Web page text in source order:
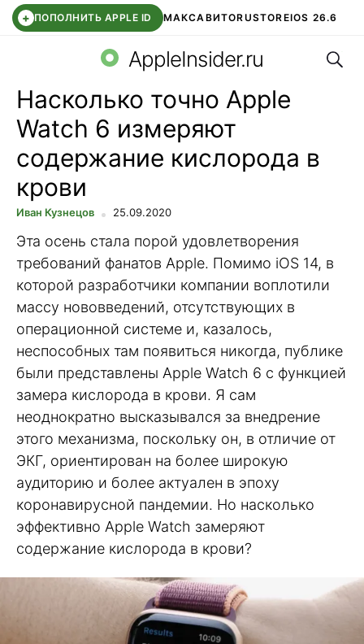
+ ПОПОЛНИТЬ APPLE ID МАКСАВИТОRUSTOREIOS 26.6
СБЕР КИДС ВТБ ОНЛАЙН ЧАТ В ROBLOX
AppleInsider.ru
Насколько точно Apple
Watch 6 измеряют
содержание кислорода в
крови
Иван Кузнецов 25.09.2020
Эта осень стала порой удовлетворения
требований фанатов Apple. Помимо iOS 14, в
которой разработчики компании воплотили
массу нововведений, отсутствующих в
операционной системе и, казалось,
неспособных там появиться никогда, публике
были представлены Apple Watch 6 с функцией
замера кислорода в крови. Я сам
неоднократно высказывался за внедрение
этого механизма, поскольку он, в отличие от
ЭКГ, ориентирован на более широкую
аудиторию и более актуален в эпоху
коронавирусной пандемии. Но насколько
эффективно Apple Watch замеряют
содержание кислорода в крови?